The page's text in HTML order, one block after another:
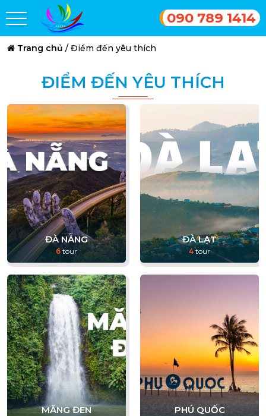
090 789 1414
Trang chủ / Điểm đến yêu thích
ĐIỂM ĐẾN YÊU THÍCH
ĐÀ NẴNG
6tour
ĐÀ LẠT
4 tour
MĂNG ĐEN PHÚ QUỐC